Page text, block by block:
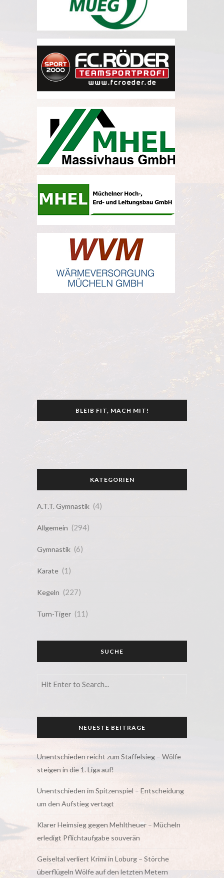
BLEIB FIT, MACH MIT!
KATEGORIEN
A.T.T. Gymnastik (4)
Allgemein (294)
Gymnastik (6)
Karate (1)
Kegeln (227)
Turn-Tiger (11)
SUCHE
NEUESTE BEITRÄGE
Unentschieden reicht zum Staffelsieg – Wölfe
steigen in die 1. Liga auf!
Unentschieden im Spitzenspiel – Entscheidung
um den Aufstieg vertagt
Klarer Heimsieg gegen Mehltheuer – Mücheln
erledigt Pflichtaufgabe souverän
Geiseltal verliert Krimi in Loburg – Störche
überflügeln Wölfe auf den letzten Metern